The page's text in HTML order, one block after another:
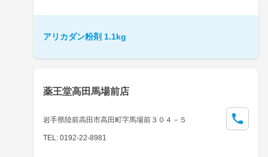
アリカダン粉剤 1.1kg
薬王堂高田馬場前店
岩手県陸前高田市高田町字馬場前３０４－５
TEL: 0192-22-8981